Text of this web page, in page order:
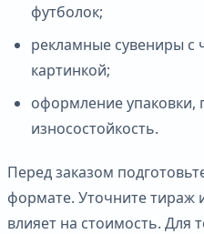
футболок;
рекламные сувениры с
картинкой;
оформление упаковки,
износостойкость.
Перед заказом
формате. Уточните тираж
влияет на стоимость. Для